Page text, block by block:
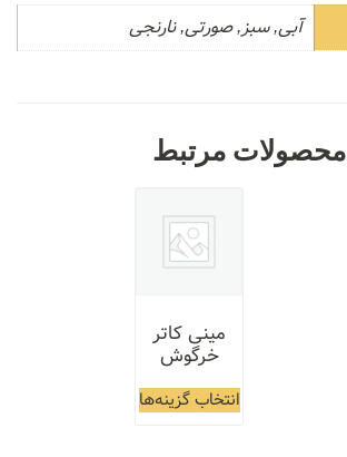
آبی, سبز, صورتی, نارنجی
محصولات مرتبط
مینی کاتر
خرگوش
انتخاب گزینه‌ها